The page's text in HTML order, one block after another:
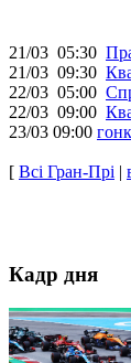
21/03 05:30
21/03 09:30
22/03 05:00
22/03 09:00
23/03 09:00
[ Всі Гран-Прі |
Кадр дня